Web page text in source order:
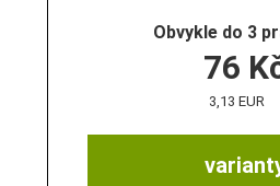
Obvykle do 3
76
3,13 EUR